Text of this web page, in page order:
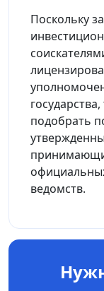
Поскольку
подобрать
ведомств.